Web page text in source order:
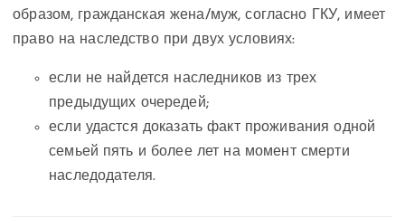
образом, гражданская жена/муж, согласно ГКУ, имеет
право на наследство при двух условиях:
если не найдется наследников из трех
предыдущих очередей;
если удастся доказать факт проживания одной
семьей пять и более лет на момент смерти
наследодателя.